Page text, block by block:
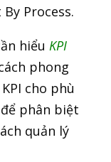
Process.
hiểu KPI
phong
cho phù
phân biệt
quản lý